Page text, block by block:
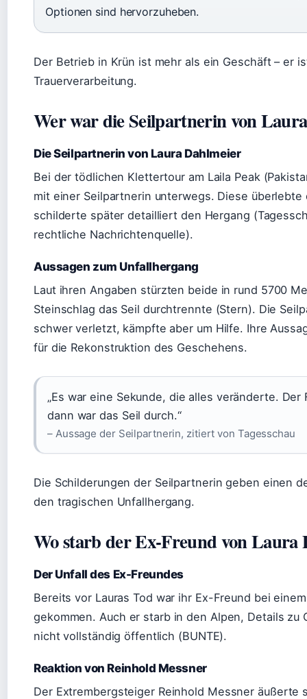
Optionen sind hervorzuheben.
Der Betrieb in Krün ist mehr als ein Geschäft – er
Trauerverarbeitung.
Wer war die Seilpartnerin von
Die Seilpartnerin von Laura Dahlmeier
Bei der tödlichen Klettertour am Laila Peak
mit einer Seilpartnerin unterwegs. Diese überlebte
schilderte später detailliert den Hergang
rechtliche Nachrichtenquelle).
Aussagen zum Unfallhergang
Laut ihren Angaben stürzten beide in rund 5700
Steinschlag das Seil durchtrennte (Stern). Die
schwer verletzt, kämpfte aber um Hilfe. Ihre
für die Rekonstruktion des Geschehens.
„Es war eine Sekunde, die alles veränderte.
dann war das Seil durch.“
– Aussage der Seilpartnerin, zitiert von Tagesschau
Die Schilderungen der Seilpartnerin geben einen
den tragischen Unfallhergang.
Wo starb der Ex-Freund von Laura
Der Unfall des Ex-Freundes
Bereits vor Lauras Tod war ihr Ex-Freund bei
gekommen. Auch er starb in den Alpen, Details zu
nicht vollständig öffentlich (BUNTE).
Reaktion von Reinhold Messner
Der Extrembergsteiger Reinhold Messner äußerte